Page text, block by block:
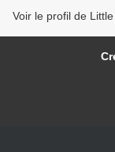
Voir le profil de